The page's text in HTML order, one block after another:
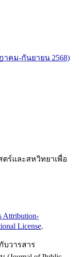
าคม-กันยายน 2568)
ตร์และสหวิทยาเพื่อ
Attribution-
License.
บวารสาร